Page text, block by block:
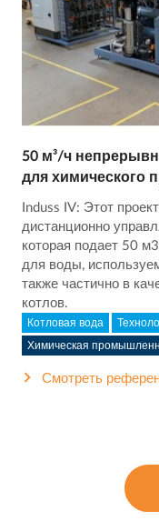
50 м³/ч
для химического
Induss IV: Этот
дистанционно
которая подает 50
для воды,
также частично в
котлов.
Котловая вода
Химическая
Смотреть